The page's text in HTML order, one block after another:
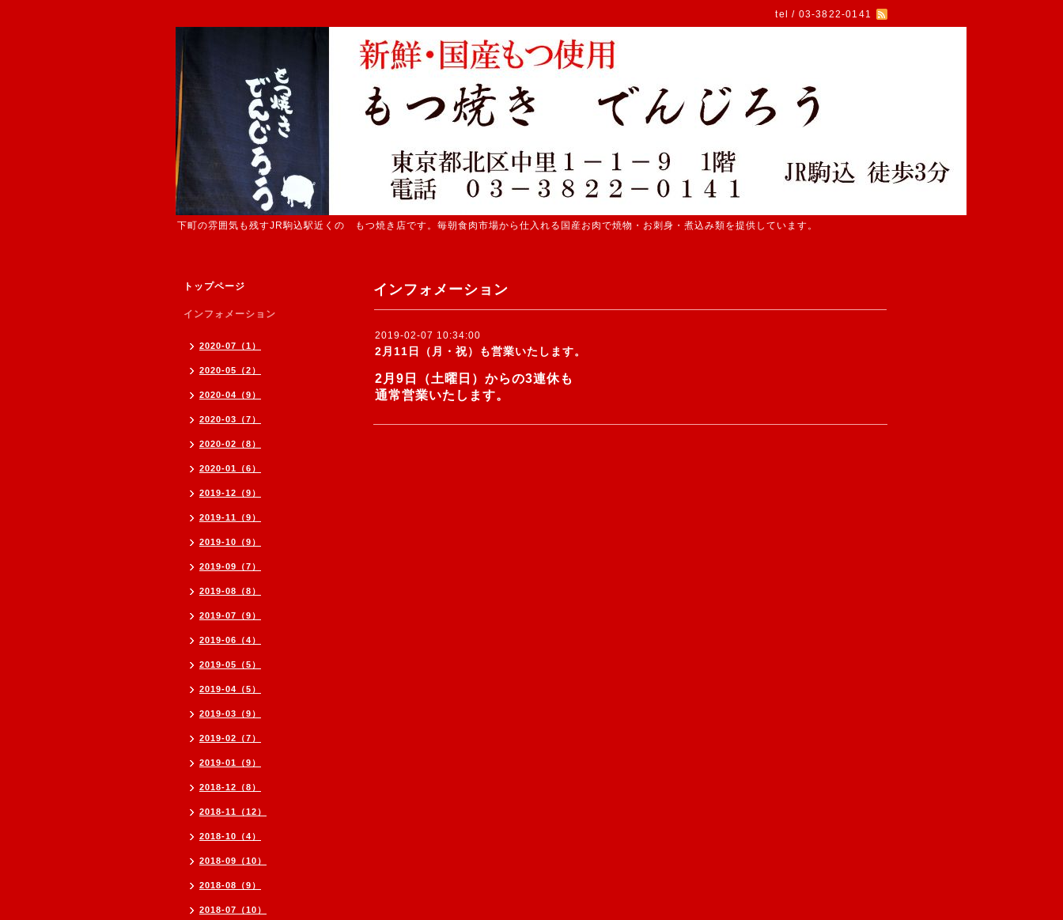
tel / 03-3822-0141
下町の雰囲気も残すJR駒込駅近くの もつ焼き店です。毎朝食肉市場から仕入れる国産お肉で焼物・お刺身・煮込み類を提供しています。
インフォメーション
2019-02-07 10:34:00
2月11日（月・祝）も営業いたします。
2月9日（土曜日）からの3連休も
通常営業いたします。
トップページ
インフォメーション
2020-07（1）
2020-05（2）
2020-04（9）
2020-03（7）
2020-02（8）
2020-01（6）
2019-12（9）
2019-11（9）
2019-10（9）
2019-09（7）
2019-08（8）
2019-07（9）
2019-06（4）
2019-05（5）
2019-04（5）
2019-03（9）
2019-02（7）
2019-01（9）
2018-12（8）
2018-11（12）
2018-10（4）
2018-09（10）
2018-08（9）
2018-07（10）